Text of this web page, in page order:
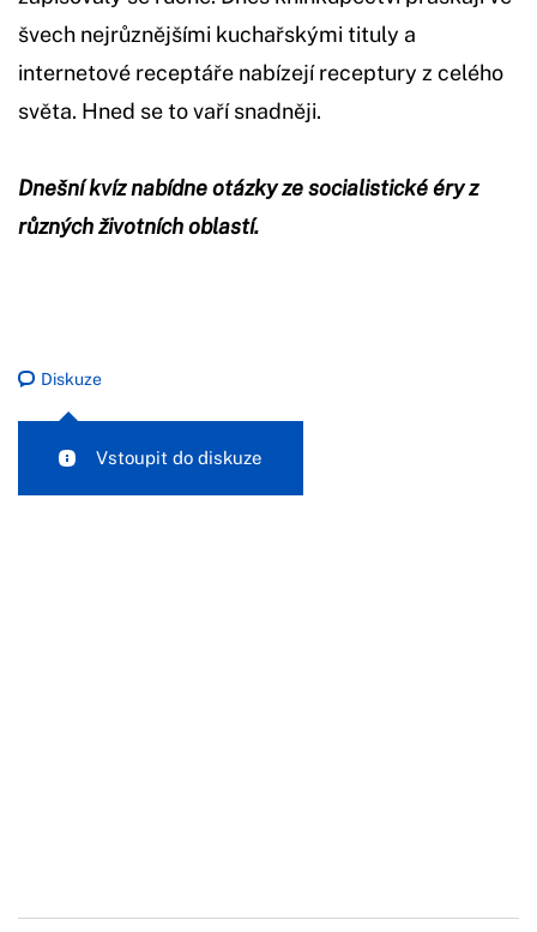
švech nejrůznějšími kuchařskými tituly a
internetové receptáře nabízejí receptury z celého
světa. Hned se to vaří snadněji.
Dnešní kvíz nabídne otázky ze socialistické éry z
různých životních oblastí.
Diskuze
Vstoupit do diskuze